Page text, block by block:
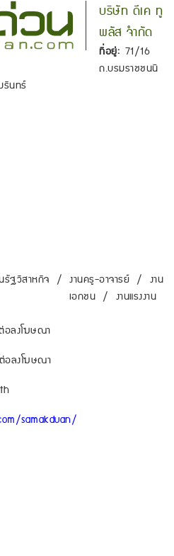
บริษัท ดีเค ทู
พลัส จำกัด
ที่อยู่: 71/16
ถ.บรมราชชนนี
รินทร์
รัฐวิสาหกิจ / งานครู-อาจารย์ / งาน
เอกชน / งานแรงงาน
อลงโฆษณา
อลงโฆษณา
samakduan/